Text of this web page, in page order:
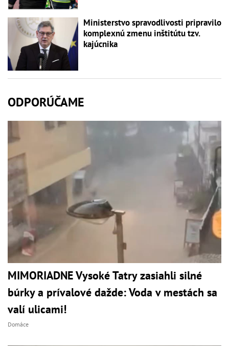
Ministerstvo spravodlivosti pripravilo
komplexnú zmenu inštitútu tzv.
kajúcnika
ODPORÚČAME
MIMORIADNE Vysoké Tatry zasiahli silné
búrky a prívalové dažde: Voda v mestách sa
valí ulicami!
Domáce